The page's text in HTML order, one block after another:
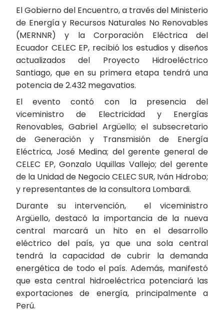
El Gobierno del Encuentro, a través del Ministerio
de Energía y Recursos Naturales No Renovables
(MERNNR) y la Corporación Eléctrica del
Ecuador CELEC EP, recibió los estudios y diseños
actualizados del Proyecto Hidroeléctrico
Santiago, que en su primera etapa tendrá una
potencia de 2.432 megavatios.
El evento contó con la presencia del
viceministro de Electricidad y Energías
Renovables, Gabriel Argüello; el subsecretario
de Generación y Transmisión de Energía
Eléctrica, José Medina; del gerente general de
CELEC EP, Gonzalo Uquillas Vallejo; del gerente
de la Unidad de Negocio CELEC SUR, Iván Hidrobo;
y representantes de la consultora Lombardi.
Durante su intervención, el viceministro
Argüello, destacó la importancia de la nueva
central marcará un hito en el desarrollo
eléctrico del país, ya que una sola central
tendrá la capacidad de cubrir la demanda
energética de todo el país. Además, manifestó
que esta central hidroeléctrica potenciará las
exportaciones de energía, principalmente a
Perú.